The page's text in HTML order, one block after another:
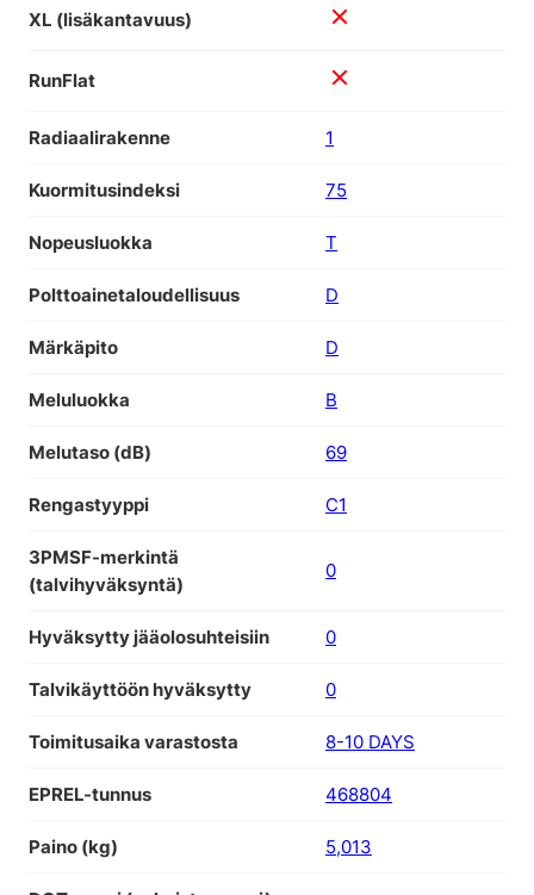
XL (lisäkantavuus)
RunFlat
Radiaalirakenne 1
Kuormitusindeksi 75
Nopeusluokka T
Polttoainetaloudellisuus D
Märkäpito D
Meluluokka B
Melutaso (dB) 69
Rengastyyppi C1
3PMSF-merkintä
(talvihyväksyntä)
0
Hyväksytty jääolosuhteisiin 0
Talvikäyttöön hyväksytty 0
Toimitusaika varastosta 8-10 DAYS
EPREL-tunnus 468804
Paino (kg) 5,013